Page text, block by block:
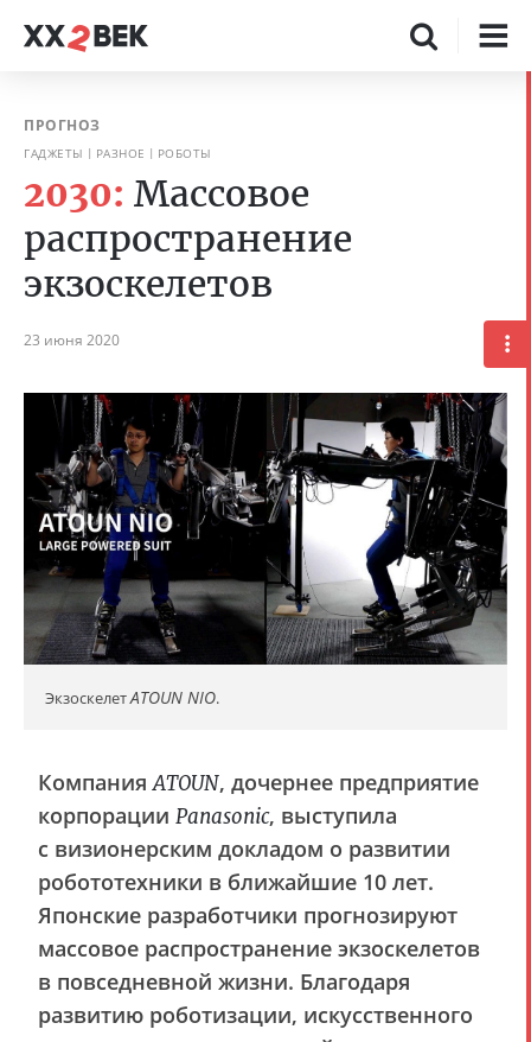
ПРОГНОЗ
ГАДЖЕТЫ РАЗНОЕ РОБОТЫ
2030: Массовое
распространение
экзоскелетов
23 июня 2020
ЭкзоскелетATOUN NIO.
КомпанияATOUN, дочернее предприятие
корпорации Panasonic, выступила
с визионерским докладом о развитии
робототехники в ближайшие 10 лет.
Японские разработчики прогнозируют
массовое распространение экзоскелетов
в повседневной жизни. Благодаря
развитию роботизации, искусственного